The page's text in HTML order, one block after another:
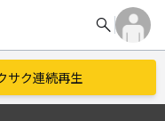
search
サク連続再生